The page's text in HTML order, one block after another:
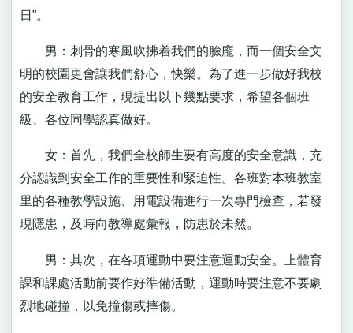
日”。
男：刺骨的寒風吹拂着我們的臉龐，而一個安全文
明的校園更會讓我們舒心，快樂。為了進一步做好我校
的安全教育工作，現提出以下幾點要求，希望各個班
級、各位同學認真做好。
女：首先，我們全校師生要有高度的安全意識，充
分認識到安全工作的重要性和緊迫性。各班對本班教室
里的各種教學設施、用電設備進行一次專門檢查，若發
現隱患，及時向教導處彙報，防患於未然。
男：其次，在各項運動中要注意運動安全。上體育
課和課處活動前要作好準備活動，運動時要注意不要劇
烈地碰撞，以免撞傷或摔傷。